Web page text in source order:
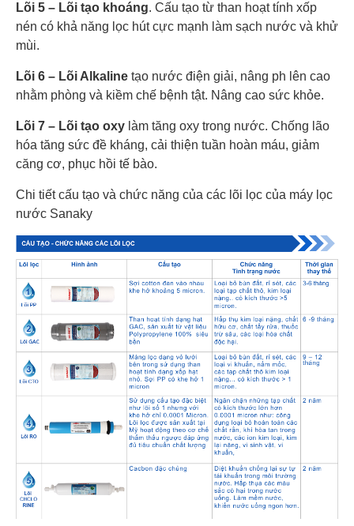
Lõi 5 – Lõi tạo khoáng. Cấu tạo từ than hoạt tính xốp
nén có khả năng lọc hút cực mạnh làm sạch nước và khử
mùi.
Lõi 6 – Lõi Alkaline tạo nước điện giải, nâng ph lên cao
nhằm phòng và kiềm chế bệnh tật. Nâng cao sức khỏe.
Lõi 7 – Lõi tạo oxy làm tăng oxy trong nước. Chống lão
hóa tăng sức đề kháng, cải thiện tuần hoàn máu, giảm
căng cơ, phục hồi tế bào.
Chi tiết cấu tạo và chức năng của các lõi lọc của máy lọc
nước Sanaky